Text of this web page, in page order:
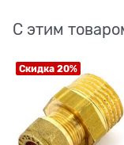
С этим
Скидка 20%